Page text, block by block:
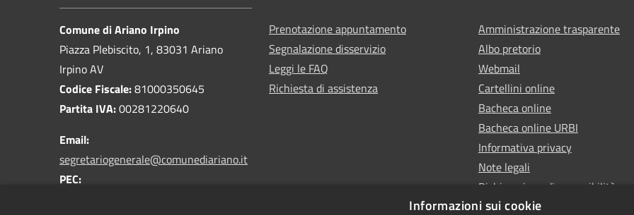
Comune di Ariano Irpino
Piazza Plebiscito, 1, 83031 Ariano
Irpino AV
Codice Fiscale:81000350645
Partita IVA:00281220640
Email:
segretariogenerale@comunediariano.it
PEC:
Prenotazione appuntamento
Segnalazione disservizio
Leggi le FAQ
Richiesta di assistenza
Amministrazione trasparente
Albo pretorio
Webmail
Cartellini online
Bacheca online
Bacheca online URBI
Informativa privacy
Note legali
Dichiarazione di accessibilità
Informazioni sui cookie